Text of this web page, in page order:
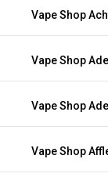
Vape Shop
Vape Shop
Vape Shop
Vape Shop